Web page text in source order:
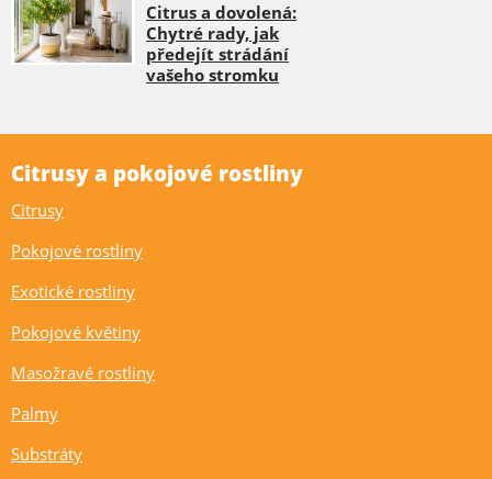
Citrus a dovolená:
Chytré rady, jak
předejít strádání
vašeho stromku
Citrusy a pokojové rostliny
Citrusy
Pokojové rostliny
Exotické rostliny
Pokojové květiny
Masožravé rostliny
Palmy
Substráty